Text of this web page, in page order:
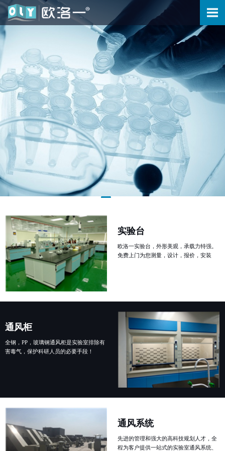
实验台
欧洛一实验台，外形美观，承载力特强。
免费上门为您测量，设计，报价，安装
通风柜
全钢，PP，玻璃钢通风柜是实验室排除有
害毒气，保护科研人员的必要手段！
通风系统
先进的管理和强大的高科技规划人才，全
程为客户提供一站式的实验室通风系统、